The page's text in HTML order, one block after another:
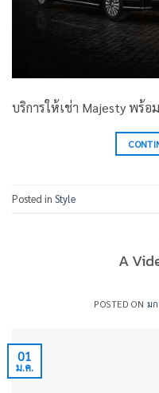
บริการให้เช่า Majesty พร้
Posted in Style
A
POSTED ON ม
01
ม.ค.